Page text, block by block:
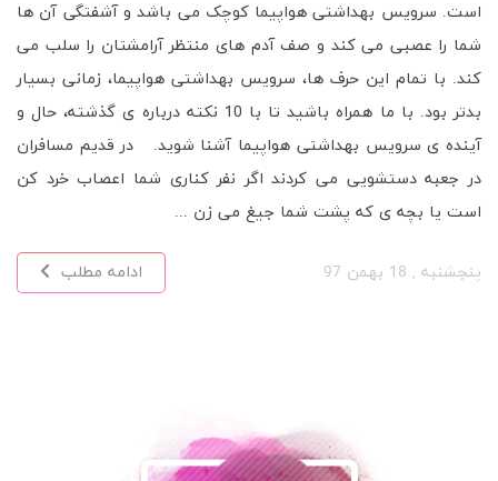
است. سرویس بهداشتی هواپیما کوچک می باشد و آشفتگی آن ها
شما را عصبی می کند و صف آدم های منتظر آرامشتان را سلب می
کند. با تمام این حرف ها، سرویس بهداشتی هواپیما، زمانی بسیار
بدتر بود. با ما همراه باشید تا با 10 نکته درباره ی گذشته، حال و
آینده ی سرویس بهداشتی هواپیما آشنا شوید. در قدیم مسافران
در جعبه دستشویی می کردند اگر نفر کناری شما اعصاب خرد کن
است یا بچه ی که پشت شما جیغ می زن ...
پنجشنبه , 18 بهمن 97 ادامه مطلب